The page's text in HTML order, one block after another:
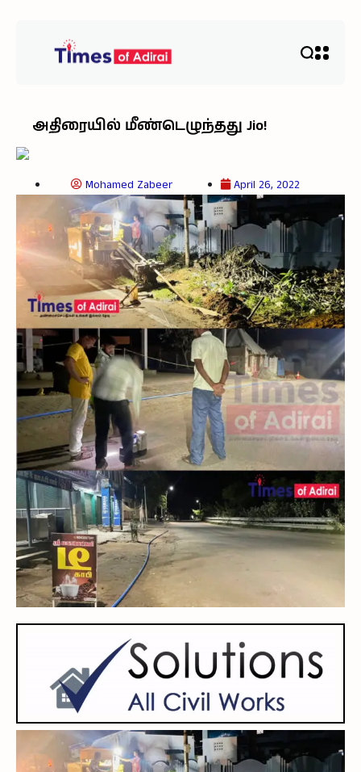
அதிரையில் மீண்டெழுந்தது Jio!
Mohamed Zabeer April 26, 2022